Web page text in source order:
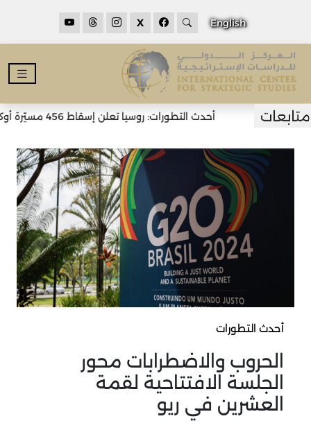
English
X
أحدث التطورات: روسيا تعلن إسقاط 456 مسيّرة أوكرانية خلال الليل وسقوط قتلى
أحدث التطورات
الحروب والاضطرابات محور
الجلسة الافتتاحية لقمة
العشرين في ريو